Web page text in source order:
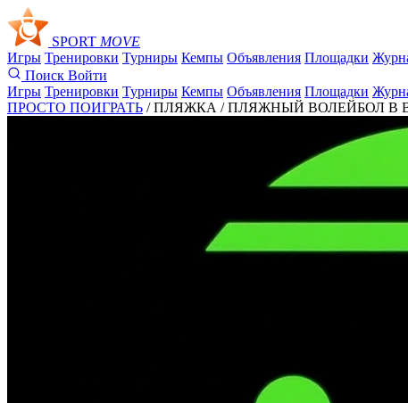
SPORT MOVE
Игры Тренировки Турниры Кемпы Объявления Площадки
Поиск Войти
Игры Тренировки Турниры Кемпы Объявления Площадки
ПРОСТО ПОИГРАТЬ / ПЛЯЖКА /ПЛЯЖНЫЙ ВОЛЕЙБОЛ В